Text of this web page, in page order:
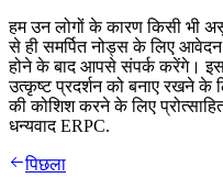
हम उन लोगों के कारण किसी भी
से ही समर्पित नोड्स के लिए
होने के बाद आपसे संपर्क करेंगे। इस
उत्कृष्ट प्रदर्शन को बनाए रखने के
की कोशिश करने के लिए
धन्यवाद ERPC.
पिछला